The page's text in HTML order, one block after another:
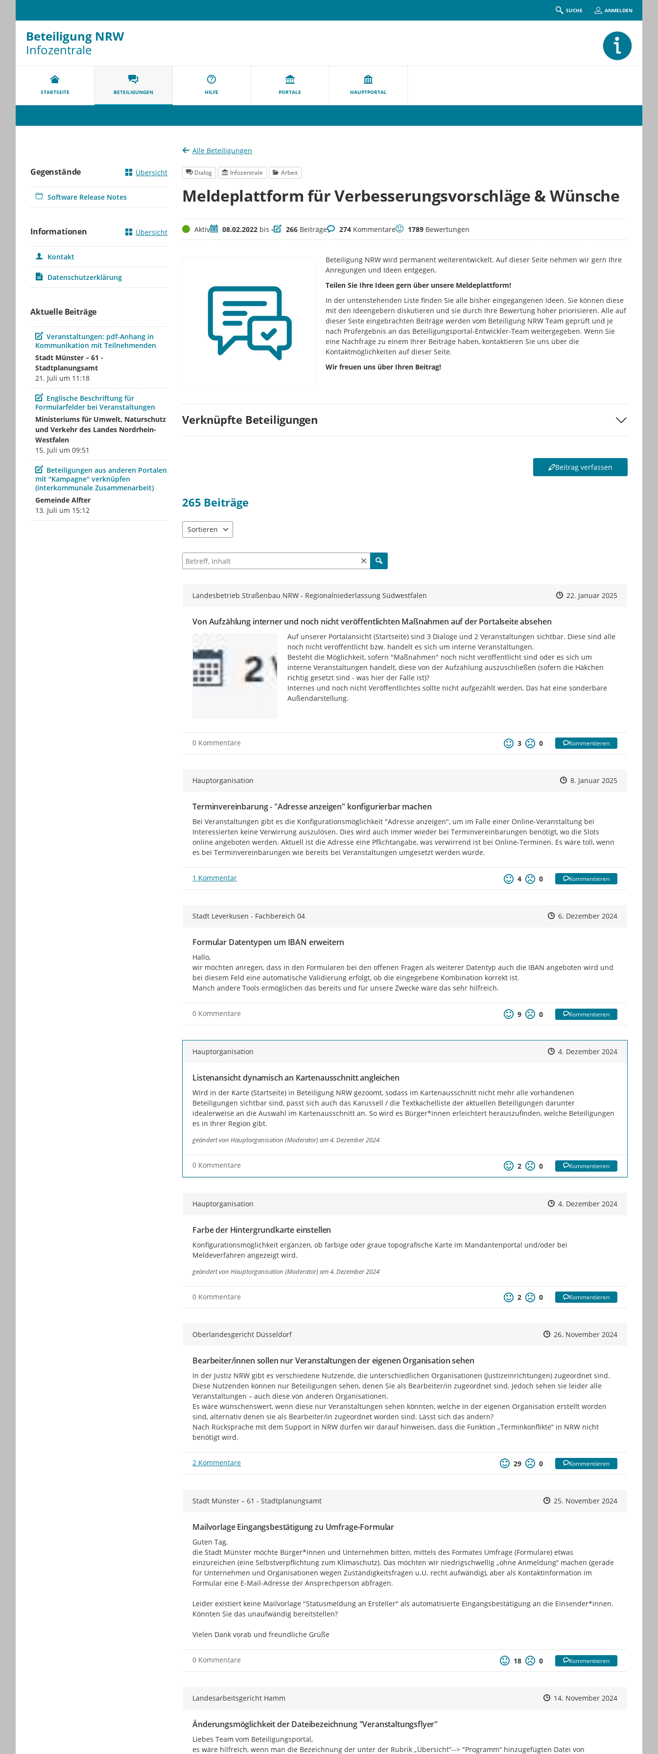
SUCHE ANMELDEN
Beteiligung NRW
Infozentrale
STARTSEITE BETEILIGUNGEN HILFE PORTALE HAUPTPORTAL
Alle Beteiligungen
Dialog Infozentrale Arbeit
Meldeplattform für Verbesserungsvorschläge & Wünsche
StatusAktivZeitraum
08.02.2022 bis-Beiträge
266 BeiträgeKommentare
274 KommentareBewertungen
1789 Bewertungen
Beteiligung NRW wird permanent weiterentwickelt. Auf dieser Seite nehmen wir gern Ihre
Anregungen und Ideen entgegen.
Teilen Sie Ihre Ideen gern über unsere Meldeplattform!
In der untenstehenden Liste finden Sie alle bisher eingegangenen Ideen. Sie können diese
mit den Ideengebern diskutieren und sie durch Ihre Bewertung höher priorisieren. Alle auf
dieser Seite eingebrachten Beiträge werden vom Beteiligung NRW Team geprüft und je
nach Prüfergebnis an das Beteiligungsportal-Entwickler-Team weitergegeben. Wenn Sie
eine Nachfrage zu einem Ihrer Beiträge haben, kontaktieren Sie uns über die
Kontaktmöglichkeiten auf dieser Seite.
Wir freuen uns über Ihren Beitrag!
Verknüpfte Beteiligungen
Beitrag verfassen
265 Beiträge
Sortieren
Suche nach Beiträgen und Kommentaren
Landesbetrieb Straßenbau NRW - Regionalniederlassung Südwestfalen Zeitpunkt des Erstellens
Zeitpunkt des Erstellens
22. Januar 2025Zur
Von Aufzählung interner und noch nicht veröffentlichten Maßnahmen auf der Portalseite absehen
Auf unserer Portalansicht (Startseite) sind 3 Dialoge und 2 Veranstaltungen sichtbar. Diese sind alle
noch nicht veröffentlicht bzw. handelt es sich um interne Veranstaltungen.
Besteht die Möglichkeit, sofern "Maßnahmen" noch nicht veröffentlicht sind oder es sich um
interne Veranstaltungen handelt, diese von der Aufzählung auszuschließen (sofern die Häkchen
richtig gesetzt sind - was hier der Falle ist)?
Internes und noch nicht Veröffentlichtes sollte nicht aufgezählt werden, Das hat eine sonderbare
Außendarstellung.
0 Kommentare 3 0 Kommentieren
Hauptorganisation Zeitpunkt des Erstellens
Zeitpunkt des Erstellens
8. Januar 2025Zur
Terminvereinbarung - "Adresse anzeigen" konfigurierbar machen
Bei Veranstaltungen gibt es die Konfigurationsmöglichkeit "Adresse anzeigen", um im Falle einer Online-Veranstaltung bei
Interessierten keine Verwirrung auszulösen. Dies wird auch immer wieder bei Terminvereinbarungen benötigt, wo die Slots
online angeboten werden. Aktuell ist die Adresse eine Pflichtangabe, was verwirrend ist bei Online-Terminen. Es wäre toll, wenn
es bei Terminvereinbarungen wie bereits bei Veranstaltungen umgesetzt werden würde.
1 Kommentar 4 0 Kommentieren
Stadt Leverkusen - Fachbereich 04 Zeitpunkt des Erstellens
Zeitpunkt des Erstellens
6. Dezember 2024Zur
Formular Datentypen um IBAN erweitern
Hallo,
wir möchten anregen, dass in den Formularen bei den offenen Fragen als weiterer Datentyp auch die IBAN angeboten wird und
bei diesem Feld eine automatische Validierung erfolgt, ob die eingegebene Kombination korrekt ist.
Manch andere Tools ermöglichen das bereits und für unsere Zwecke wäre das sehr hilfreich.
0 Kommentare 9 0 Kommentieren
Hauptorganisation Zeitpunkt des Erstellens
Zeitpunkt des Erstellens
4. Dezember 2024Zur
Listenansicht dynamisch an Kartenausschnitt angleichen
Wird in der Karte (Startseite) in Beteiligung NRW gezoomt, sodass im Kartenausschnitt nicht mehr alle vorhandenen
Beteiligungen sichtbar sind, passt sich auch das Karussell / die Textkachelliste der aktuellen Beteiligungen darunter
idealerweise an die Auswahl im Kartenausschnitt an. So wird es Bürger*innen erleichtert herauszufinden, welche Beteiligungen
es in Ihrer Region gibt.
geändert vonHauptorganisation (Moderator)am 4. Dezember 2024
0 Kommentare 2 0 Kommentieren
Hauptorganisation Zeitpunkt des Erstellens
Zeitpunkt des Erstellens
4. Dezember 2024Zur
Farbe der Hintergrundkarte einstellen
Konfigurationsmöglichkeit ergänzen, ob farbige oder graue topografische Karte im Mandantenportal und/oder bei
Meldeverfahren angezeigt wird.
geändert von Hauptorganisation (Moderator)am 4. Dezember 2024
0 Kommentare 2 0 Kommentieren
Oberlandesgericht Düsseldorf Zeitpunkt des Erstellens
Zeitpunkt des Erstellens
26. November 2024Zur
Bearbeiter/innen sollen nur Veranstaltungen der eigenen Organisation sehen
In der Justiz NRW gibt es verschiedene Nutzende, die unterschiedlichen Organisationen (Justizeinrichtungen) zugeordnet sind.
Diese Nutzenden können nur Beteiligungen sehen, denen Sie als Bearbeiter/in zugeordnet sind. Jedoch sehen sie leider alle
Veranstaltungen – auch diese von anderen Organisationen.
Es wäre wünschenswert, wenn diese nur Veranstaltungen sehen könnten, welche in der eigenen Organisation erstellt worden
sind, alternativ denen sie als Bearbeiter/in zugeordnet worden sind. Lässt sich das ändern?
Nach Rücksprache mit dem Support in NRW dürfen wir darauf hinweisen, dass die Funktion „Terminkonflikte“ in NRW nicht
benötigt wird.
2 Kommentare 29 0 Kommentieren
Stadt Münster – 61 - Stadtplanungsamt Zeitpunkt des Erstellens
Zeitpunkt des Erstellens
25. November 2024Zur
Mailvorlage Eingangsbestätigung zu Umfrage-Formular
Guten Tag,
die Stadt Münster möchte Bürger*innen und Unternehmen bitten, mittels des Formates Umfrage (Formulare) etwas
einzureichen (eine Selbstverpflichtung zum Klimaschutz). Das möchten wir niedrigschwellig „ohne Anmeldung“ machen (gerade
für Unternehmen und Organisationen wegen Zuständigkeitsfragen u.U. recht aufwändig), aber als Kontaktinformation im
Formular eine E-Mail-Adresse der Ansprechperson abfragen.
Leider existiert keine Mailvorlage "Statusmeldung an Ersteller" als automatisierte Eingangsbestätigung an die Einsender*innen.
Könnten Sie das unaufwändig bereitstellen?
Vielen Dank vorab und freundliche Grüße
0 Kommentare 18 0 Kommentieren
Landesarbeitsgericht Hamm Zeitpunkt des Erstellens
Zeitpunkt des Erstellens
14. November 2024Zur
Änderungsmöglichkeit der Dateibezeichnung "Veranstaltungsflyer"
Liebes Team vom Beteiligungsportal,
es wäre hilfreich, wenn man die Bezeichnung der unter der Rubrik „Übersicht“--> "Programm“ hinzugefügten Datei von
Gegenstände Übersicht
Software Release Notes
Informationen Übersicht
Kontakt
Datenschutzerklärung
Aktuelle Beiträge
Beitrag
Veranstaltungen: pdf-Anhang in
Kommunikation mit Teilnehmenden
Stadt Münster – 61 -
Stadtplanungsamt
21. Juli um 11:18
Beitrag
Englische Beschriftung für
Formularfelder bei Veranstaltungen
Ministeriums für Umwelt, Naturschutz
und Verkehr des Landes Nordrhein-
Westfalen
15. Juli um 09:51
Beitrag
Beteiligungen aus anderen Portalen
mit "Kampagne" verknüpfen
(interkommunale Zusammenarbeit)
Gemeinde Alfter
13. Juli um 15:12